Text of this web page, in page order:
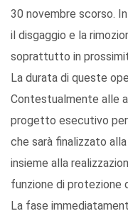
30 novembre scorso.
il disgaggio e la
soprattutto in
La durata di queste
Contestualmente alle
progetto esecutivo per
che sarà finalizzato
insieme alla
funzione di protezione
La fase